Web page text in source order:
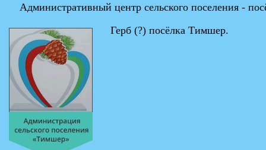
Административный центр сельского поселения -
Герб (?) посёлка Тимшер.